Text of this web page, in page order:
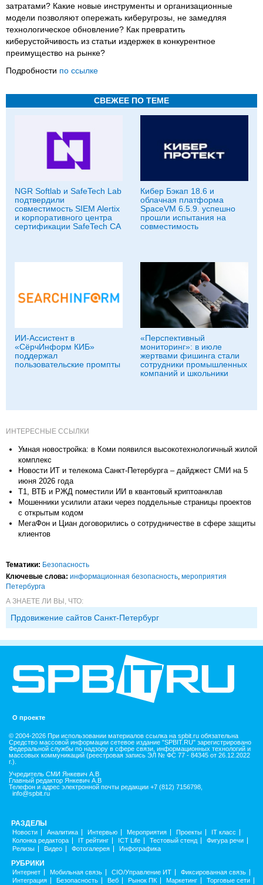
затратами? Какие новые инструменты и организационные
модели позволяют опережать киберугрозы, не замедляя
технологическое обновление? Как превратить
киберустойчивость из статьи издержек в конкурентное
преимущество на рынке?
Подробности по ссылке
СВЕЖЕЕ ПО ТЕМЕ
NGR Softlab и SafeTech Lab
подтвердили
совместимость SIEM Alertix
и корпоративного центра
сертификации SafeTech CA
Кибер Бэкап 18.6 и
облачная платформа
SpaceVM 6.5.9. успешно
прошли испытания на
совместимость
ИИ-Ассистент в
«СёрчИнформ КИБ»
поддержал
пользовательские промпты
«Перспективный
мониторинг»: в июле
жертвами фишинга стали
сотрудники промышленных
компаний и школьники
ИНТЕРЕСНЫЕ ССЫЛКИ
Умная новостройка: в Коми появился высокотехнологичный жилой
комплекс
Новости ИТ и телекома Санкт-Петербурга – дайджест СМИ на 5
июня 2026 года
Т1, ВТБ и РЖД поместили ИИ в квантовый криптоанклав
Мошенники усилили атаки через поддельные страницы проектов
с открытым кодом
МегаФон и Циан договорились о сотрудничестве в сфере защиты
клиентов
Тематики: Безопасность
Ключевые слова: информационная безопасность мероприятия
Петербурга
А ЗНАЕТЕ ЛИ ВЫ, ЧТО:
Прдовижение сайтов Санкт-Петербург
О проекте
© 2004-2026 При использовании материалов ссылка на spbit.ru обязательна
Средство массовой информации сетевое издание "SPBIT.RU" зарегистрировано
Федеральной службы по надзору в сфере связи, информационных технологий и
массовых коммуникаций (реестровая запись ЭЛ № ФС 77 - 84345 от 26.12.2022
г.).
Учредитель СМИ Янкевич А.В
Главный редактор Янкевич А.В
Телефон и адрес электронной почты редакции +7 (812) 7156798,
info@spbit.ru
РАЗДЕЛЫ
Новости Аналитика Интервью Мероприятия Проекты
IT класс
Колонка редактора
IT рейтинг ICT Life Тестовый стенд
Фигура речи
Релизы
Видео Фотогалерея Инфографика
РУБРИКИ
Интернет Мобильная связь CIO/Управление ИТ
Фиксированная связь
Интеграция
Безопасность Веб Рынок ПК Маркетинг
Торговые сети